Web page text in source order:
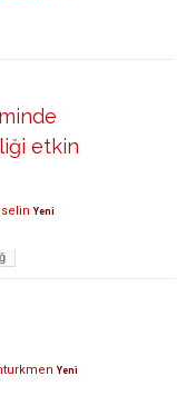
etkin
selin Yeni
Yeni